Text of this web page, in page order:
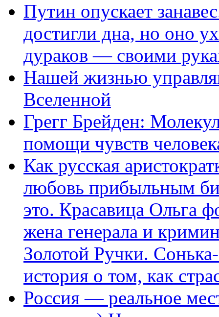
Путин опускает
достигли дна, но оно
дураков — своими
Нашей жизнью
Вселенной
Грегг Брейден:
помощи чувств
Как русская
любовь прибыльным
это. Красавица Ольга
жена генерала и
Золотой Ручки.
история о том, как
Россия — реальное